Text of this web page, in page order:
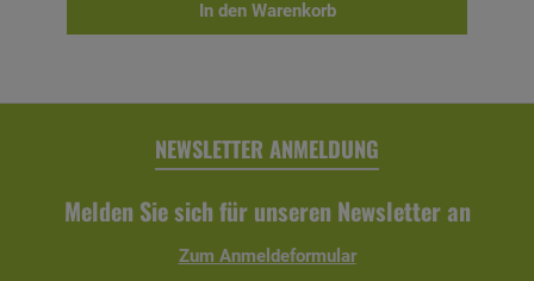
waschbar bei 40° C. Segel sind bei drohendem Unwetter
In den Warenkorb
NEWSLETTER ANMELDUNG
Melden Sie sich für unseren Newsletter an
Zum Anmeldeformular